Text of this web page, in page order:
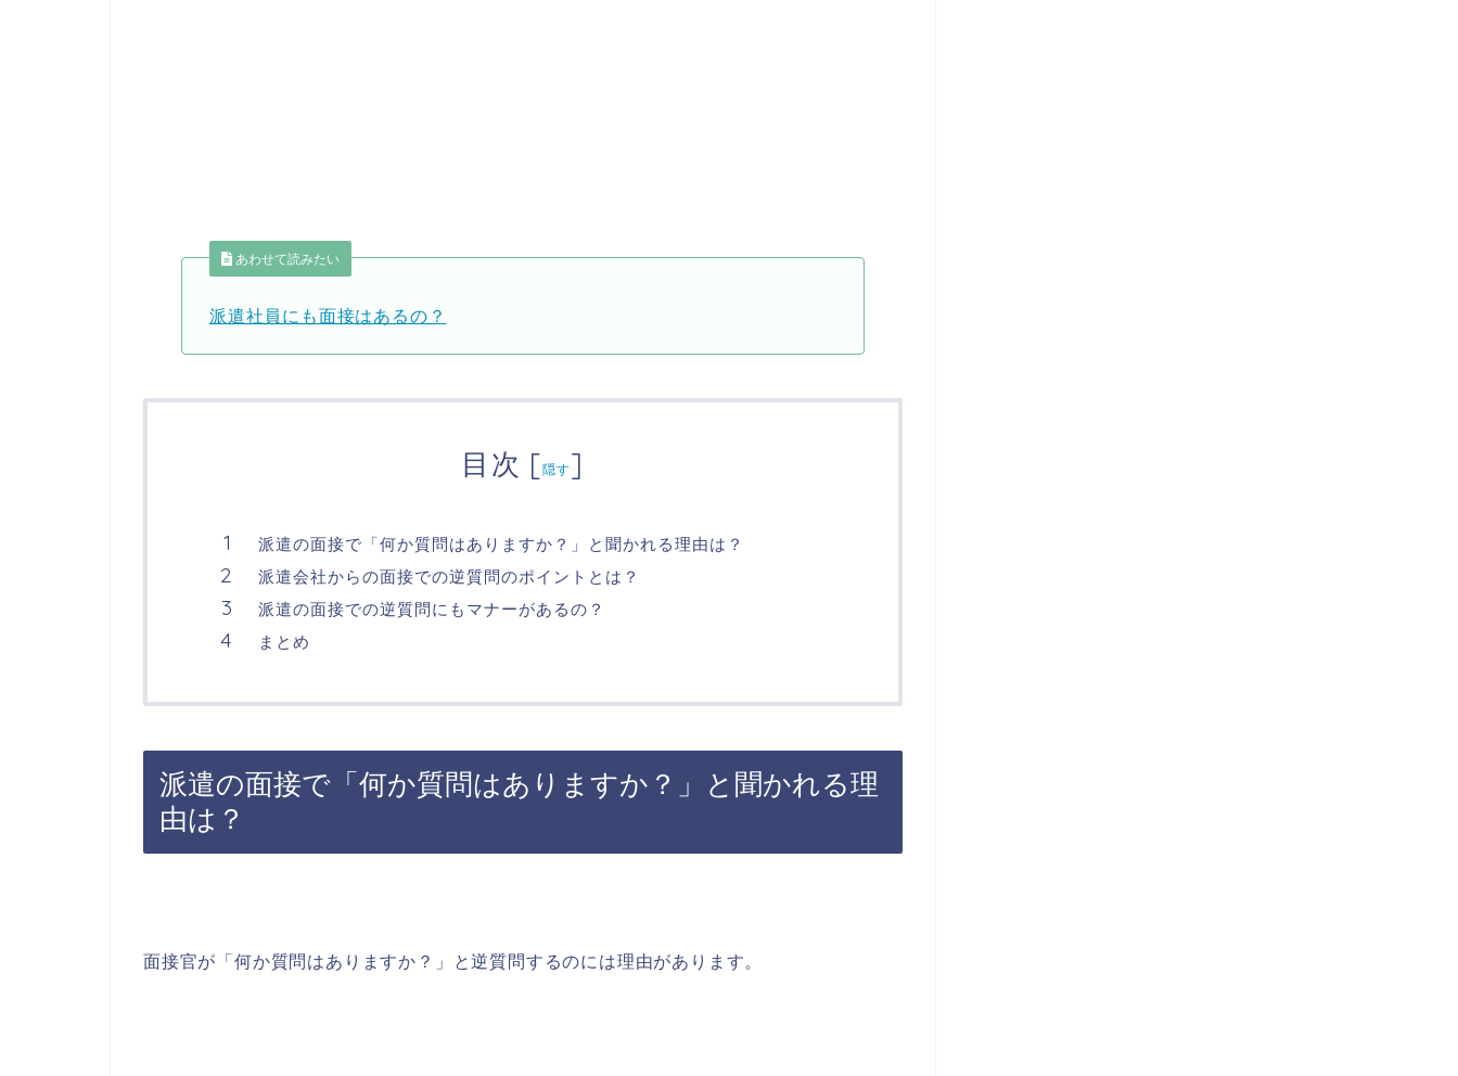
あわせて読みたい
派遣社員にも面接はあるの？
目次 [隠す]
派遣の面接で「何か質問はありますか？」と聞かれる理由は？
派遣会社からの面接での逆質問のポイントとは？
派遣の面接での逆質問にもマナーがあるの？
まとめ
派遣の面接で「何か質問はありますか？」と聞かれる理
由は？
面接官が「何か質問はありますか？」と逆質問するのには理由があります。